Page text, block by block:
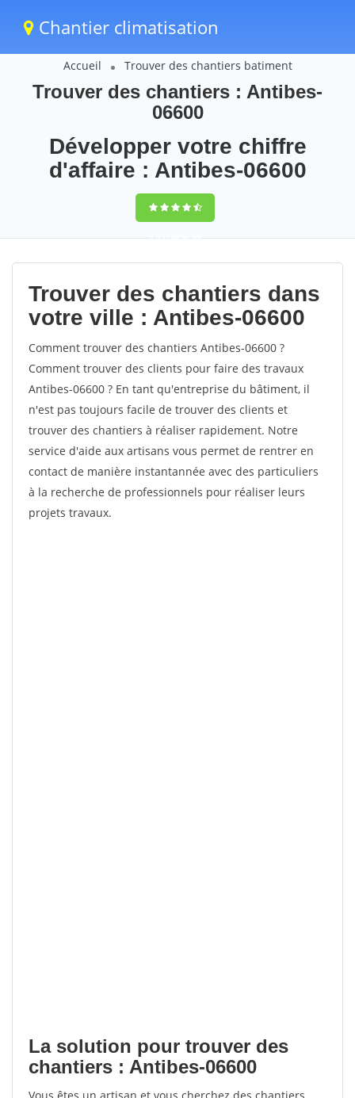
Chantier climatisation
Accueil Trouver des chantiers batiment
Trouver des chantiers : Antibes-
06600
Développer votre chiffre
d'affaire : Antibes-06600
9,5(100%)69
votes
Trouver des chantiers dans
votre ville : Antibes-06600
Comment trouver des chantiers Antibes-06600 ?
Comment trouver des clients pour faire des travaux
Antibes-06600 ? En tant qu'entreprise du bâtiment, il
n'est pas toujours facile de trouver des clients et
trouver des chantiers à réaliser rapidement. Notre
service d'aide aux artisans vous permet de rentrer en
contact de manière instantannée avec des particuliers
à la recherche de professionnels pour réaliser leurs
projets travaux.
La solution pour trouver des
chantiers : Antibes-06600